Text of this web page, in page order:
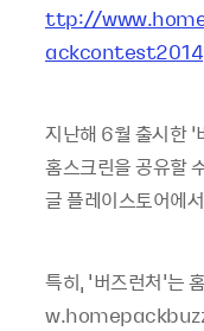
ttp://
ackcontest2014
지난해 6월 출시한‘
홈스크린을 공유할
글 플레이스토어에
특히, '버즈런처'는